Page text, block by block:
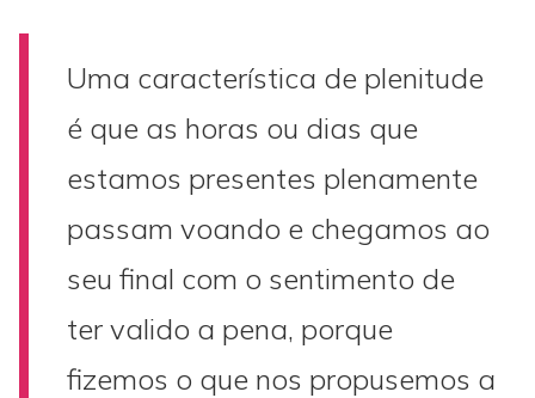
Uma característica de plenitude
é que as horas ou dias que
estamos presentes plenamente
passam voando e chegamos ao
seu final com o sentimento de
ter valido a pena, porque
fizemos o que nos propusemos a